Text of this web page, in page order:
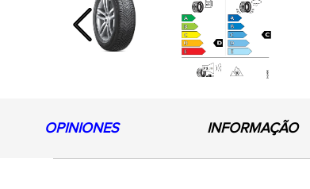
Previous
OPINIONES INFORMAÇÃO